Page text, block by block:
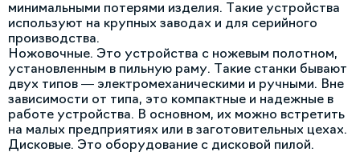
минимальными потерями изделия. Такие устройства
используют на крупных заводах и для серийного
производства.
Ножовочные. Это устройства с ножевым полотном,
установленным в пильную раму. Такие станки бывают
двух типов — электромеханическими и ручными. Вне
зависимости от типа, это компактные и надежные в
работе устройства. В основном, их можно встретить
на малых предприятиях или в заготовительных цехах.
Дисковые. Это оборудование с дисковой пилой.